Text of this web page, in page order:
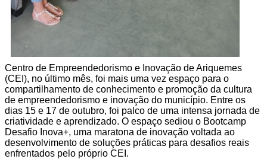
Centro de Empreendedorismo e Inovação de Ariquemes
(CEI), no último mês, foi mais uma vez espaço para o
compartilhamento de conhecimento e promoção da cultura
de empreendedorismo e inovação do município. Entre os
dias 15 e 17 de outubro, foi palco de uma intensa jornada de
criatividade e aprendizado. O espaço sediou o Bootcamp
Desafio Inova+, uma maratona de inovação voltada ao
desenvolvimento de soluções práticas para desafios reais
enfrentados pelo próprio CEI.